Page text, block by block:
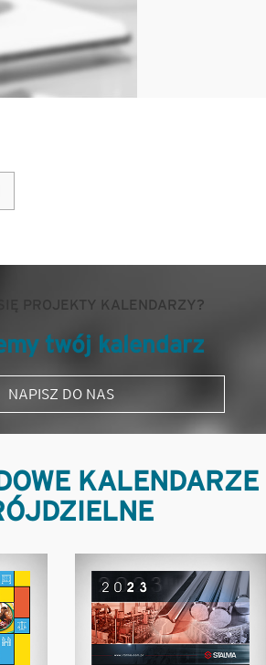
PROJEKTY KALENDARZY?
twój kalendarz
NAPISZ DO NAS
KALENDARZE